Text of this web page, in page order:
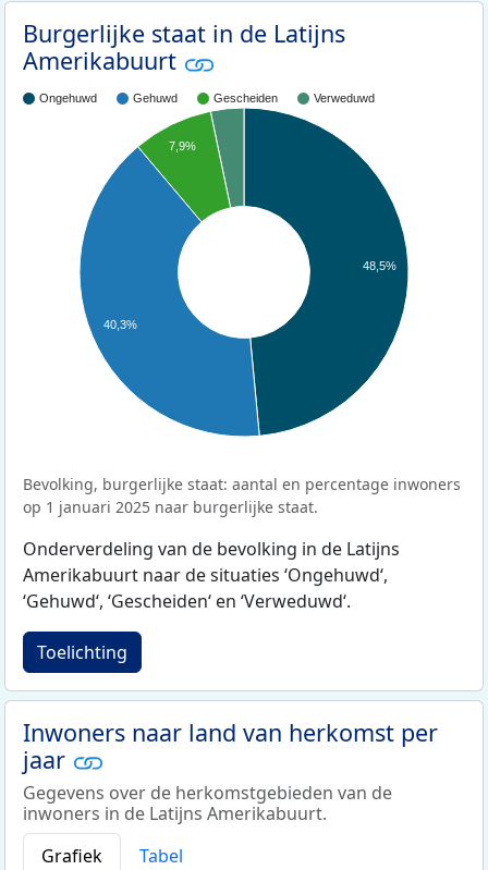
Burgerlijke staat in de Latijns
Amerikabuurt
Ongehuwd Gehuwd Gescheiden Verweduwd
48,5%
7,9%
40,3%
Bevolking, burgerlijke staat: aantal en percentage inwoners
op 1 januari 2025 naar burgerlijke staat.
Onderverdeling van de bevolking in de Latijns
Amerikabuurt naar de situaties ‘Ongehuwd‘,
‘Gehuwd‘, ‘Gescheiden‘ en ‘Verweduwd‘.
Toelichting
Inwoners naar land van herkomst per
jaar
Gegevens over de herkomstgebieden van de
inwoners in de Latijns Amerikabuurt.
Grafiek
Tabel